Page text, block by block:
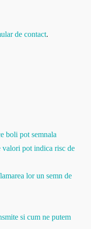
de contact.
boli pot semnala
valori pot indica risc de
lor un semn de
si cum ne putem